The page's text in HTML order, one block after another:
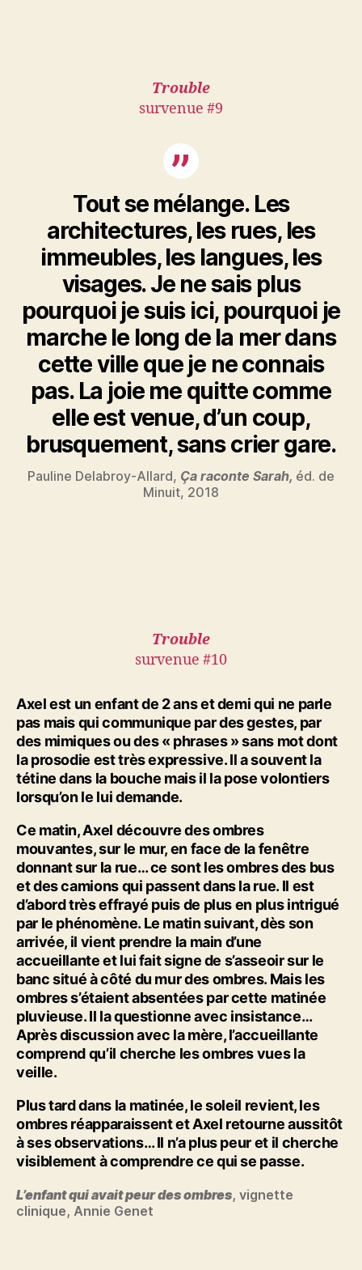
Trouble
survenue #9
Tout se mélange. Les
architectures, les rues, les
immeubles, les langues, les
visages. Je ne sais plus
pourquoi je suis ici, pourquoi je
marche le long de la mer dans
cette ville que je ne connais
pas. La joie me quitte comme
elle est venue, d’un coup,
brusquement, sans crier gare.
Pauline Delabroy-Allard, Ça raconte Sarah, éd. de
Minuit, 2018
Trouble
survenue #10
Axel est un enfant de 2 ans et demi qui ne parle
pas mais qui communique par des gestes, par
des mimiques ou des « phrases » sans mot dont
la prosodie est très expressive. Il a souvent la
tétine dans la bouche mais il la pose volontiers
lorsqu’on le lui demande.
Ce matin,Axel découvre des ombres
mouvantes, sur le mur, en face de la fenêtre
donnant sur la rue… ce sont les ombres des bus
et des camions qui passent dans la rue. Il est
d’abord très effrayé puis de plus en plus intrigué
par le phénomène. Le matin suivant, dès son
arrivée, il vient prendre la main d’une
accueillante et lui fait signe de s’asseoir sur le
banc situé à côté du mur des ombres. Mais les
ombres s’étaient absentées par cette matinée
pluvieuse. Il la questionne avec insistance…
Après discussion avec la mère, l’accueillante
comprend qu’il cherche les ombres vues la
veille.
Plus tard dans la matinée, le soleil revient, les
ombres réapparaissent etAxel retourne aussitôt
à ses observations… Il n’a plus peur et il cherche
visiblement à comprendre ce qui se passe.
L’enfant qui avait peur des ombres, vignette
clinique, Annie Genet